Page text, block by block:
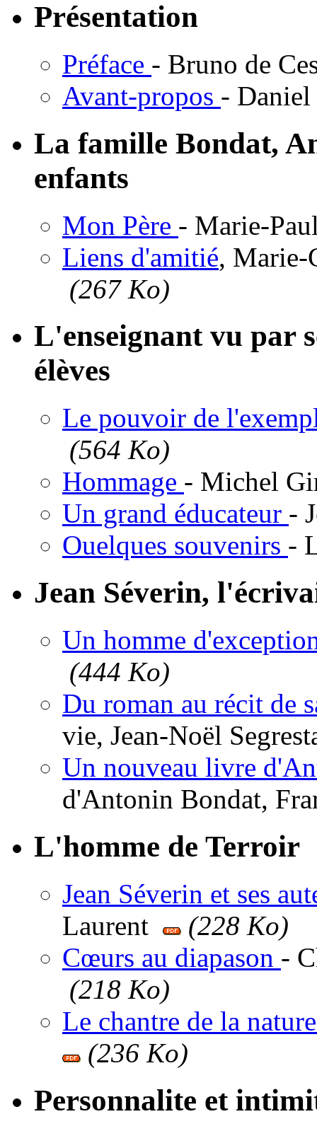
Présentation
Préface - Bruno de
Avant-propos -
La famille Bondat,
enfants
Mon Père - Marie-
Liens d'amitié,
(267 Ko)
L'enseignant vu par
élèves
Le pouvoir de
(564 Ko)
Hommage - Michel
Un grand éducateur -
Ouelques souvenirs -
Jean Séverin,
Un homme
(444 Ko)
Du roman au récit de
vie, Jean-Noël
Un nouveau livre
d'Antonin Bondat,
L'homme de Terroir
Jean Séverin et ses
Laurent
(228 Ko)
Cœurs au diapason -
(218 Ko)
Le chantre de la
(236 Ko)
Personnalite et